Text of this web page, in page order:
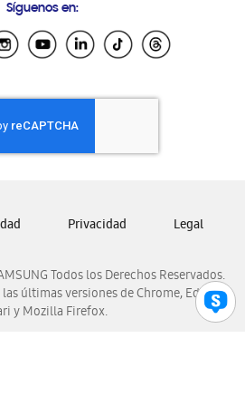
Samsung Ecuador
El Salvador
Honduras
Nicaragua
Panamá
Venezuela
Síguenos en:
Todos los Derechos Reservados.
últimas versiones de Chrome, Edge,
y Mozilla Firefox.
Privacidad Legal